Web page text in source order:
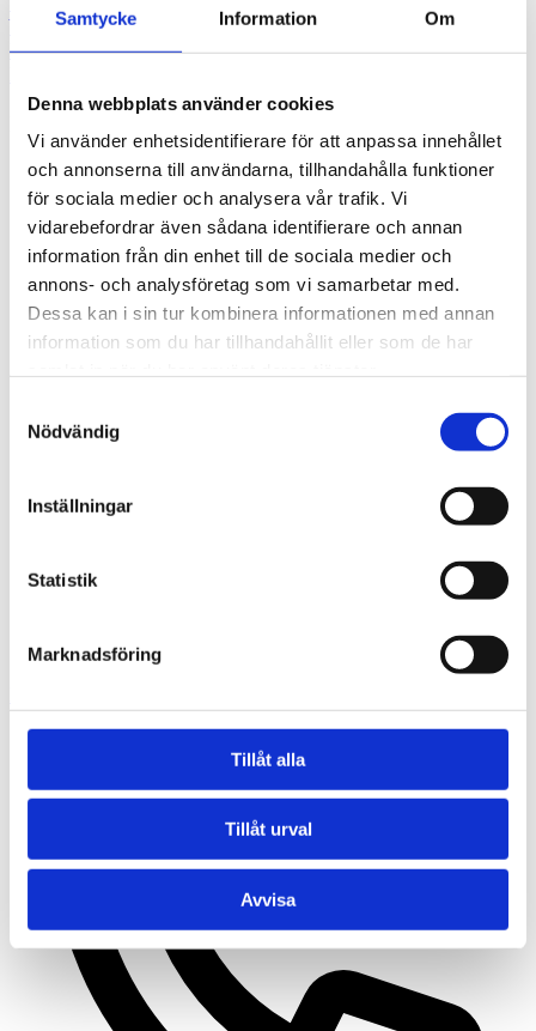
Samtycke Information Om
Denna webbplats använder cookies
Vi använder enhetsidentifierare för att anpassa innehållet
och annonserna till användarna, tillhandahålla funktioner
för sociala medier och analysera vår trafik. Vi
vidarebefordrar även sådana identifierare och annan
information från din enhet till de sociala medier och
annons- och analysföretag som vi samarbetar med.
Dessa kan i sin tur kombinera informationen med annan
information som du har tillhandahållit eller som de har
Nödvändig
Inställningar
Statistik
Marknadsföring
Tillåt alla
Tillåt urval
Avvisa
Vanliga frågor
Kontakt
Kontaktinformation